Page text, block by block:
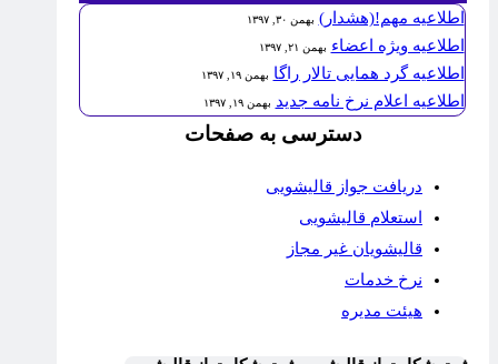
اطلاعیه مهم!(هشدار) بهمن ۳۰, ۱۳۹۷
اطلاعیه ویژه اعضاء بهمن ۲۱, ۱۳۹۷
اطلاعیه گرد همایی تالار راگا بهمن ۱۹, ۱۳۹۷
اطلاعیه اعلام نرخ نامه جدید بهمن ۱۹, ۱۳۹۷
دسترسی به صفحات
دریافت جواز قالیشویی
استعلام قالیشویی
قالیشویان غیر مجاز
نرخ خدمات
هیئت مدیره